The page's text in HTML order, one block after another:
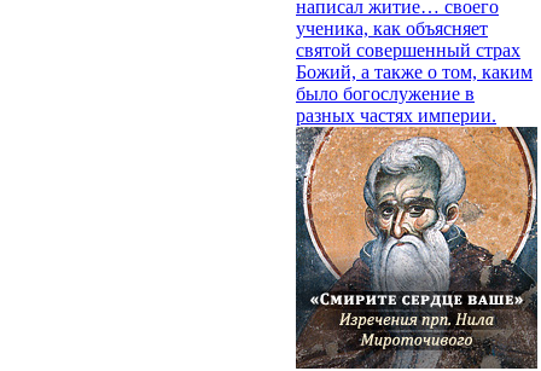
написал житие… своего
ученика, как объясняет
святой совершенный страх
Божий, а также о том, каким
было богослужение в
разных частях империи.